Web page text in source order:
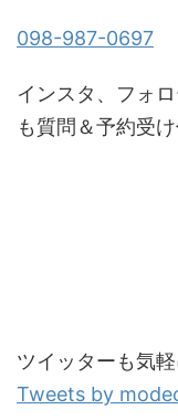
098-987-0697
インスタ、フォ
も質問＆予約受け
ツイッターも気
Tweets by